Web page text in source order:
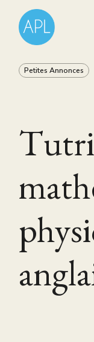
Petites Annonces